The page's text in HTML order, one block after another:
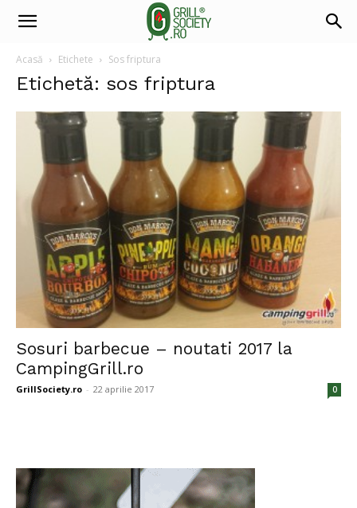
Acasă Etichete Sos friptura
Etichetă: sos friptura
Sosuri barbecue – noutati 2017 la
CampingGrill.ro
GrillSociety.ro - 22 aprilie 2017 0